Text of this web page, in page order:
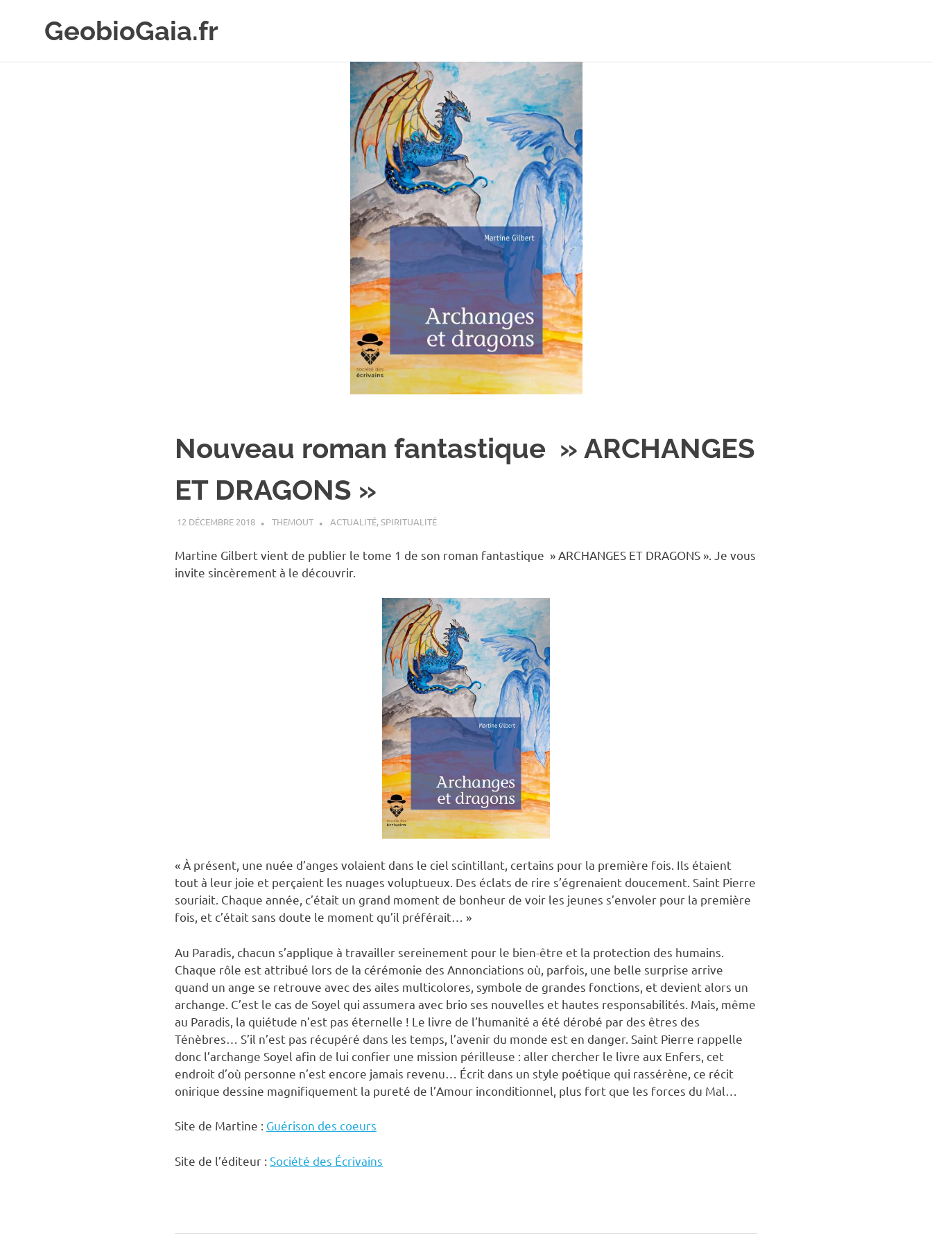
GeobioGaia.fr
Nouveau roman fantastique » ARCHANGES
ET DRAGONS »
12 DÉCEMBRE 2018 THEMOUT ACTUALITÉ,SPIRITUALITÉ
Martine Gilbert vient de publier le tome 1 de son roman fantastique » ARCHANGES ET DRAGONS ». Je vous
invite sincèrement à le découvrir.
« À présent, une nuée d’anges volaient dans le ciel scintillant, certains pour la première fois. Ils étaient
tout à leur joie et perçaient les nuages voluptueux. Des éclats de rire s’égrenaient doucement. Saint Pierre
souriait. Chaque année, c’était un grand moment de bonheur de voir les jeunes s’envoler pour la première
fois, et c’était sans doute le moment qu’il préférait… »
Au Paradis, chacun s’applique à travailler sereinement pour le bien-être et la protection des humains.
Chaque rôle est attribué lors de la cérémonie des Annonciations où, parfois, une belle surprise arrive
quand un ange se retrouve avec des ailes multicolores, symbole de grandes fonctions, et devient alors un
archange. C’est le cas de Soyel qui assumera avec brio ses nouvelles et hautes responsabilités. Mais, même
au Paradis, la quiétude n’est pas éternelle ! Le livre de l’humanité a été dérobé par des êtres des
Ténèbres… S’il n’est pas récupéré dans les temps, l’avenir du monde est en danger. Saint Pierre rappelle
donc l’archange Soyel afin de lui confier une mission périlleuse : aller chercher le livre aux Enfers, cet
endroit d’où personne n’est encore jamais revenu… Écrit dans un style poétique qui rassérène, ce récit
onirique dessine magnifiquement la pureté de l’Amour inconditionnel, plus fort que les forces du Mal…
Site de Martine : Guérison des coeurs
Site de l’éditeur : Société des Écrivains